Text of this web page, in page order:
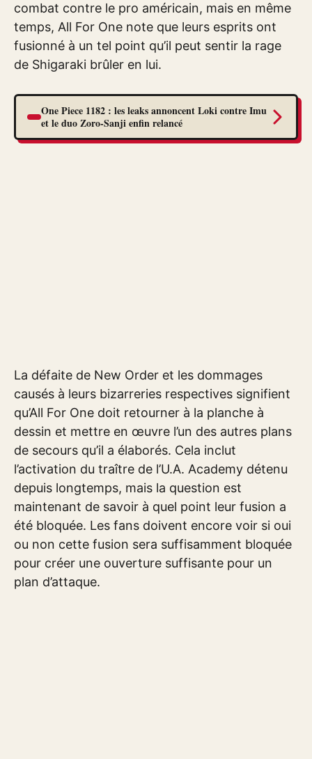
combat contre le pro américain, mais en même
temps, All For One note que leurs esprits ont
fusionné à un tel point qu’il peut sentir la rage
de Shigaraki brûler en lui.
One Piece 1182 : les leaks annoncent Loki contre Imu
et le duo Zoro-Sanji enfin relancé
La défaite de New Order et les dommages
causés à leurs bizarreries respectives signifient
qu’All For One doit retourner à la planche à
dessin et mettre en œuvre l’un des autres plans
de secours qu’il a élaborés. Cela inclut
l’activation du traître de l’U.A. Academy détenu
depuis longtemps, mais la question est
maintenant de savoir à quel point leur fusion a
été bloquée. Les fans doivent encore voir si oui
ou non cette fusion sera suffisamment bloquée
pour créer une ouverture suffisante pour un
plan d’attaque.